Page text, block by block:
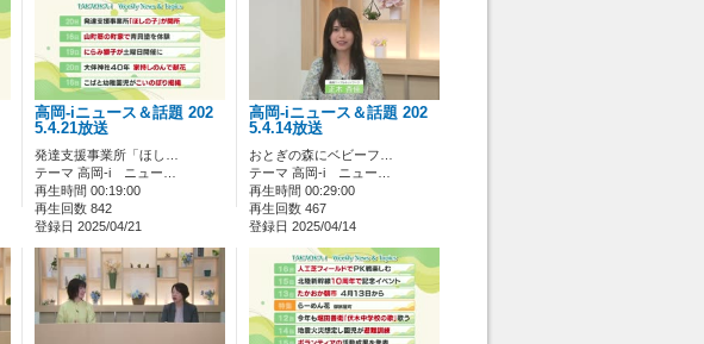
高岡-iニュース＆話題 202
5.4.21放送
発達支援事業所「ほし…
テーマ 高岡-i ニュー…
再生時間 00:19:00
再生回数 842
登録日 2025/04/21
高岡-iニュース＆話題 202
5.4.14放送
おとぎの森にベビーフ…
テーマ 高岡-i ニュー…
再生時間 00:29:00
再生回数 467
登録日 2025/04/14